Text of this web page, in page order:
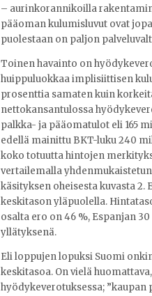
– aurinkorannikoilla
pääoman kulumisluvut ovat
puolestaan on paljon
Toinen havainto on
huippuluokkaa implisiittisen
prosenttia samaten kuin
nettokansantulossa
palkka- ja pääomatulot eli 165
edellä mainittu BKT-luku 240
koko totuutta hintojen
vertailemalla
käsityksen oheisesta kuvasta 2.
keskitason yläpuolella.
osalta ero on 46 %, Espanjan
yllätyksenä.
Eli loppujen lopuksi Suomi
keskitasoa. On vielä
hyödykeverotuksessa; ”kaupan